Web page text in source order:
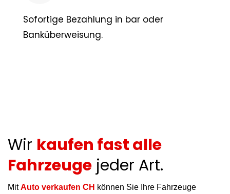
Sofortige Bezahlung in bar oder
Banküberweisung.
Wir kaufen fast alle
Fahrzeuge jeder Art.
MitAuto verkaufen CH können Sie Ihre Fahrzeuge